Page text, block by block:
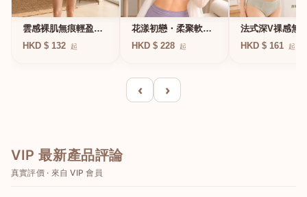
雲感裸肌無痕輕盈無
鋼圈內衣
HKD $ 132 起
花漾初戀・柔聚軟鋼
圈蕾絲內衣
HKD $ 228 起
法式深V祼感無
凍軟支撐條無鋼
HKD $ 161 起
‹ ›
VIP 最新產品評論
真實評價 · 來自 VIP 會員